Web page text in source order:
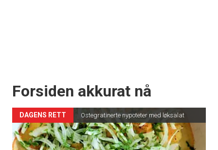
Forsiden akkurat nå
DAGENS RETT Ostegratinerte nypoteter med løksalat